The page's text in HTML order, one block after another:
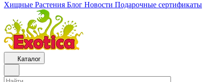
Хищные Растения Блог Новости Подарочные сертификаты
Каталог